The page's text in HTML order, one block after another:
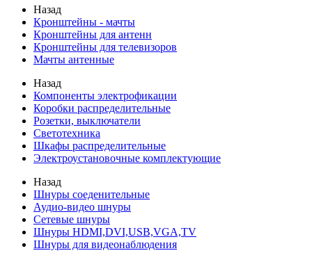
Назад
Кронштейны - мачты
Кронштейны для антенн
Кронштейны для телевизоров
Мачты антенные
Назад
Компоненты электрофикации
Коробки распределительные
Розетки, выключатели
Светотехника
Шкафы распределительные
Электроустановочные комплектующие
Назад
Шнуры соеденительные
Аудио-видео шнуры
Сетевые шнуры
Шнуры HDMI,DVI,USB,VGA,TV
Шнуры для видеонаблюдения